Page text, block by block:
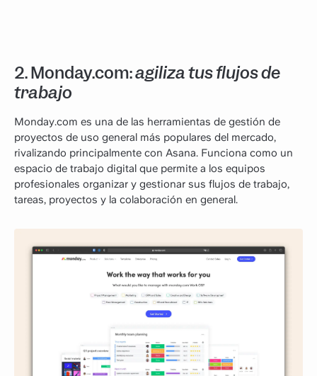
2.Monday.com:agiliza tus flujos de
trabajo
Monday.com es una de las herramientas de gestión de
proyectos de uso general más populares del mercado,
rivalizando principalmente con Asana. Funciona como un
espacio de trabajo digital que permite a los equipos
profesionales organizar y gestionar sus flujos de trabajo,
tareas, proyectos y la colaboración en general.